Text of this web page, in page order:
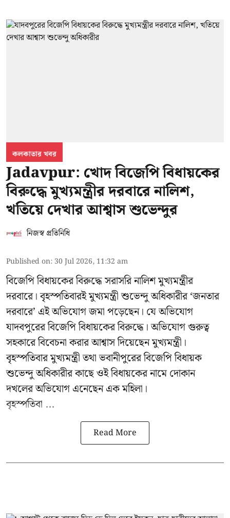
কলকাতার খবর
Jadavpur: খোদ বিজেপি বিধায়কের
বিরুদ্ধে মুখ্যমন্ত্রীর দরবারে নালিশ,
খতিয়ে দেখার আশ্বাস শুভেন্দুর
নিজস্ব প্রতিনিধি
Published on: 30 Jul 2026, 11:32 am
বিজেপি বিধায়কের বিরুদ্ধে সরাসরি নালিশ মুখ্যমন্ত্রীর
দরবারে। বৃহস্পতিবারই মুখ্যমন্ত্রী শুভেন্দু অধিকারীর ‘জনতার
দরবারে’ এই অভিযোগ জমা পড়েছেন। যে অভিযোগ
যাদবপুরের বিজেপি বিধায়কের বিরুদ্ধে। অভিযোগ গুরুত্ব
সহকারে বিবেচনা করার আশ্বাস দিয়েছেন মুখ্যমন্ত্রী।
বৃহস্পতিবার মুখ্যমন্ত্রী তথা ভবানীপুরের বিজেপি বিধায়ক
শুভেন্দু অধিকারীর কাছে ওই বিধায়কের নামে দোকান
দখলের অভিযোগ এনেছেন এক মহিলা।
বৃহস্পতিবা ...
Read More